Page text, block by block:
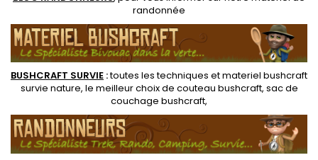
randonnée
BUSHCRAFT SURVIE :toutes les techniques etmateriel bushcraft
survie nature, le meilleur choix de couteau bushcraft, sac de
couchage bushcraft,